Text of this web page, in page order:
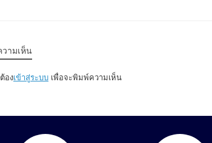
วามเห็น
องเข้าสู่ระบบ เพื่อจะพิมพ์ความเห็น